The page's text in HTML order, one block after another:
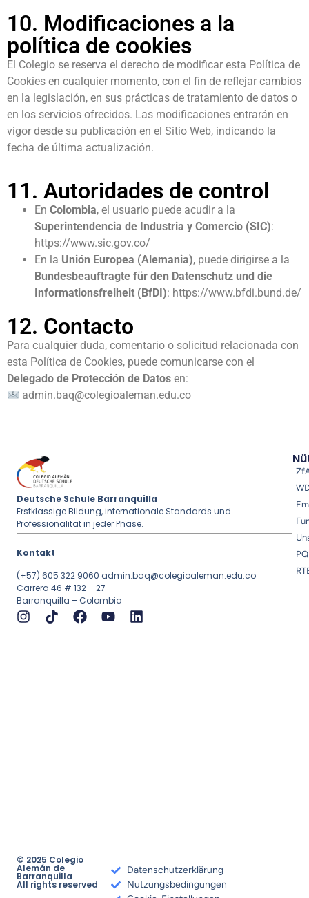
10. Modificaciones a la
política de cookies
El Colegio se reserva el derecho de modificar esta Política de
Cookies en cualquier momento, con el fin de reflejar cambios
en la legislación, en sus prácticas de tratamiento de datos o
en los servicios ofrecidos. Las modificaciones entrarán en
vigor desde su publicación en el Sitio Web, indicando la
fecha de última actualización.
11. Autoridades de control
En Colombia, el usuario puede acudir a la
Superintendencia de Industria y Comercio (SIC):
https://www.sic.gov.co/
En la Unión Europea (Alemania), puede dirigirse a la
Bundesbeauftragte für den Datenschutz und die
Informationsfreiheit (BfDI): https://www.bfdi.bund.de/
12. Contacto
Para cualquier duda, comentario o solicitud relacionada con
esta Política de Cookies, puede comunicarse con el
Delegado de Protección de Datos en:
admin.baq@colegioaleman.edu.co
Deutsche Schule Barranquilla
Erstklassige Bildung, internationale Standards und
Professionalität in jeder Phase.
Kontakt
(+57) 605 322 9060 admin.baq@colegioaleman.edu.co
Carrera 46 # 132 – 27
Barranquilla – Colombia
© 2025 Colegio
Alemán de
Barranquilla
All rights reserved
Datenschutzerklärung
Nutzungsbedingungen